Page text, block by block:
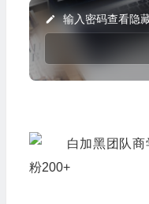
输入密码查看隐